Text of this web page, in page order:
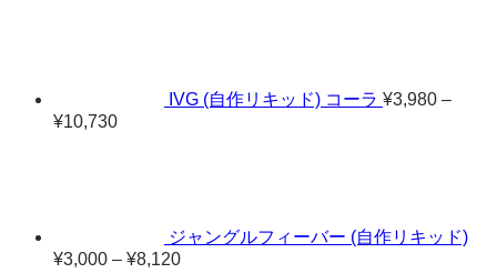
¥9,590
IVG (自作リキッド) コーラ ¥3,980 –
¥10,730価
¥10,730ジャングルフィーバー (自作リキッド)
¥3,000 – ¥8,120価